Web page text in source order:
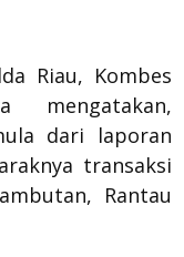
Riau, Kombes
dari laporan
transaksi
Rantau